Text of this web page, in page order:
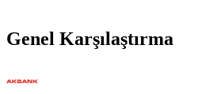
Genel Karşılaştırma